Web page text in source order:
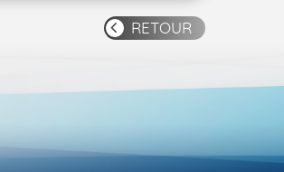
RETOUR